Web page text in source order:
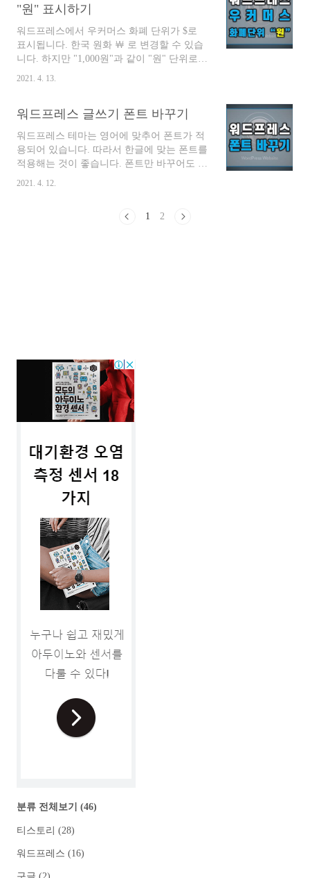
목차 워드프레스 이미지 사이즈 자동 최적화
레스 5.3 이후부터 이미지가 최대 2560픽셀로
자동 리사이징 됩니다. 일반 이미지들을 사용
하는 데는 문제가 없습니다. 하지만 세로로
긴 이미지의 경우 리사이징이 되는 문제점이
본은 733x4090의 크기를 가지며 ..
"원" 표시하기
워드프레스에서 우커머스 화폐 단위가 $로
표시됩니다. 한국 원화 ￦ 로 변경할 수 있습
니다. 하지만 "1,000원"과 같이 "원" 단위로
표시할 수 없습니다. 따라서 "원" 변경을 위
목차 워드프레스 우커머스 화폐단위 "원" 표
서 통화 기호 $ 는 숫자 앞에 표시됩니다. $기
호의 위치와 통화를 변경합니다. 우커머스>
설정> 일반을 선택합니다. 통화옵션의 위치
에 있는 통화, 통화 기호 위치를 확인할 수 있
통화 기호 위치는 오른쪽으로 선택합니다. 왼
2021. 4. 13.
워드프레스 글쓰기 폰트 바꾸기
워드프레스 테마는 영어에 맞추어 폰트가 적
용되어 있습니다. 따라서 한글에 맞는 폰트를
적용해는 것이 좋습니다. 폰트만 바꾸어도 글
의 퀄리티가 한층 업그레이드 된것 같은 느낌
경후 최적화 확인을 해주는것이 좋습니다. 목
확..
2021. 4. 12.
1 2
분류 전체보기 (46)
티스토리 (28)
워드프레스 (16)